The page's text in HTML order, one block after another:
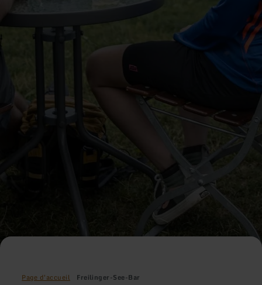
Page d'accueil Freilinger-See-Bar